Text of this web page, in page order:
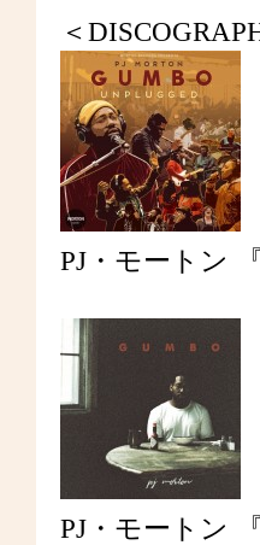
＜
PJ・モートン 『
PJ・モートン 『